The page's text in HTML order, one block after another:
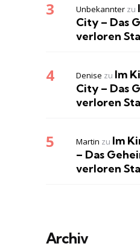
Unbekannter zu
City – Das
verloren
Denise zu Im
City – Das
verloren
Martin zu Im
– Das
verloren
Archiv